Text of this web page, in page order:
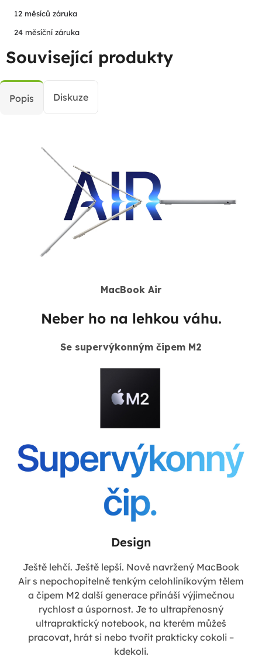
12 měsíců záruka
24 měsíční záruka
Související produkty
Popis Diskuze
MacBook Air
Neber ho na lehkou váhu.
Se supervýkonným čipem M2
Design
Ještě lehčí. Ještě lepší. Nově navržený MacBook
Air s nepochopitelně tenkým celohliníkovým tělem
a čipem M2 další generace přináší výjimečnou
rychlost a úspornost. Je to ultrapřenosný
ultrapraktický notebook, na kterém můžeš
pracovat, hrát si nebo tvořit prakticky cokoli –
kdekoli.